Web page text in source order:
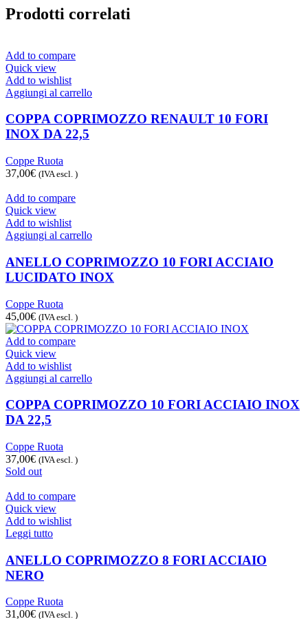
Prodotti correlati
Add to compare
Quick view
Add to wishlist
Aggiungi al carrello
COPPA COPRIMOZZO RENAULT 10 FORI
INOX DA 22,5
Coppe Ruota
37,00€ (IVA escl. )
Add to compare
Quick view
Add to wishlist
Aggiungi al carrello
ANELLO COPRIMOZZO 10 FORI ACCIAIO
LUCIDATO INOX
Coppe Ruota
45,00€ (IVA escl. )
Add to compare
Quick view
Add to wishlist
Aggiungi al carrello
COPPA COPRIMOZZO 10 FORI ACCIAIO INOX
DA 22,5
Coppe Ruota
37,00€ (IVA escl. )
Sold out
Add to compare
Quick view
Add to wishlist
Leggi tutto
ANELLO COPRIMOZZO 8 FORI ACCIAIO
NERO
Coppe Ruota
31,00€ (IVA escl. )